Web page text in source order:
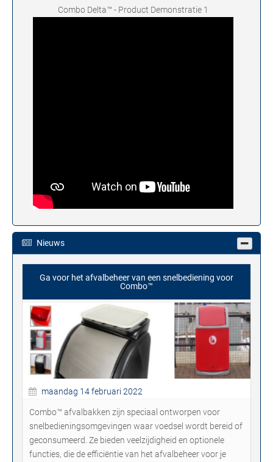
Combo Delta™ - Product Demonstratie 1
Nieuws
Ga voor het afvalbeheer van een snelbediening voor
Combo™
maandag 14 februari 2022
Combo™ afvalbakken zijn speciaal ontworpen voor
snelbedieningsomgevingen waar voedsel wordt bereid of
geconsumeerd. Ze bieden veelzijdigheid en optionele
functies, die de efficiëntie van het afvalbeheer voor je